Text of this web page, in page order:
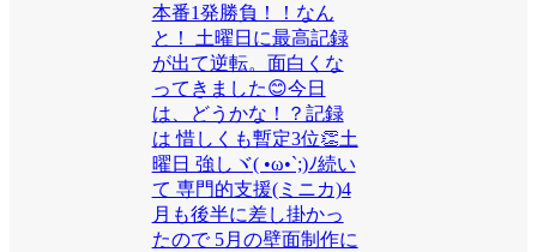
本番1発勝負！！なん
と！ 土曜日に最高記録
が出て逆転。面白くな
ってきました😊今日
は、どうかな！？記録
は 惜しくも暫定3位👏土
曜日 強しヾ( •ω•`;)ﾉ続い
て 専門的支援(ミニカ)4
月も後半に差し掛かっ
たので 5月の壁面制作に